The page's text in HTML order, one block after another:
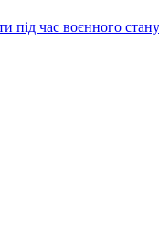
під час воєнного